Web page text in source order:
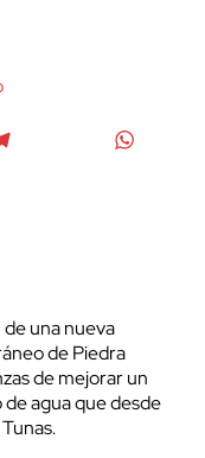
de una nueva
de Piedra
de mejorar un
agua que desde